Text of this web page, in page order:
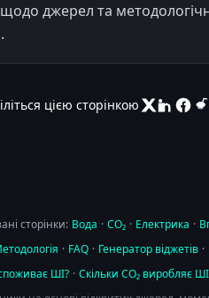
джерел та
.
цією сторінкою
сторінки: Вода · CO₂ · Електрика ·
· FAQ · Генератор віджетів ·
ШІ? · Скільки CO₂ виробляє